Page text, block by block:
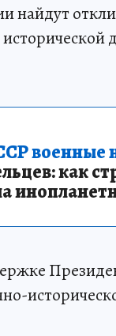
найдут
военные
как